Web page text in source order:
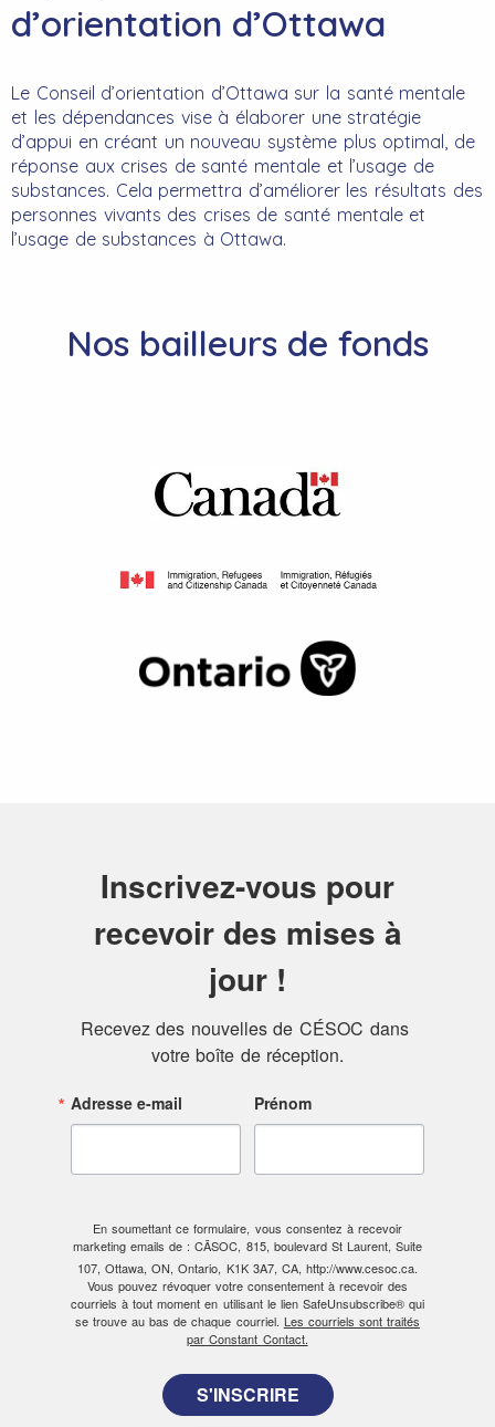
d’orientation d’Ottawa
Le Conseil d’orientation d’Ottawa sur la santé mentale
et les dépendances vise à élaborer une stratégie
d’appui en créant un nouveau système plus optimal, de
réponse aux crises de santé mentale et l’usage de
substances. Cela permettra d’améliorer les résultats des
personnes vivants des crises de santé mentale et
l’usage de substances à Ottawa.
Nos bailleurs de fonds
Inscrivez-vous pour
recevoir des mises à
jour !
Recevez des nouvelles de CÉSOC dans
votre boîte de réception.
Adresse e-mail Prénom
En soumettant ce formulaire, vous consentez à recevoir
marketing emails de : CÃSOC, 815, boulevard St Laurent, Suite
107, Ottawa, ON, Ontario, K1K 3A7, CA, http://www.cesoc.ca.
Vous pouvez révoquer votre consentement à recevoir des
courriels à tout moment en utilisant le lien SafeUnsubscribe® qui
se trouve au bas de chaque courriel. Les courriels sont traités
par Constant Contact.
S'INSCRIRE